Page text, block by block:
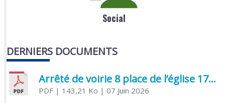
Social
DERNIERS DOCUMENTS
Arrêté de voirie 8 place de l’église 17170 Benon
PDF| 143,21 Ko | 07 Juin 2026